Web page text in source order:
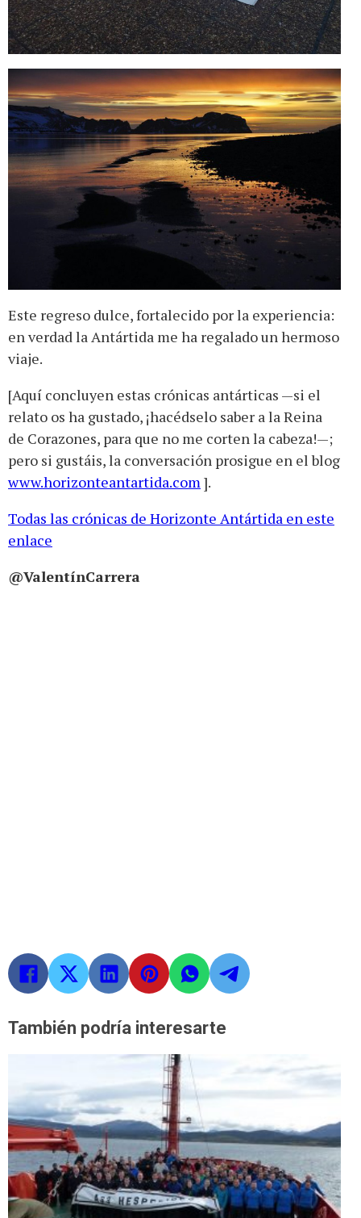
Este regreso dulce, fortalecido por la experiencia:
en verdad la Antártida me ha regalado un hermoso
viaje.
[Aquí concluyen estas crónicas antárticas —si el
relato os ha gustado, ¡hacédselo saber a la Reina
de Corazones, para que no me corten la cabeza!—;
pero si gustáis, la conversación prosigue en el blog
www.horizonteantartida.com].
Todas las crónicas de Horizonte Antártida en este
enlace
@ValentínCarrera
También podría interesarte